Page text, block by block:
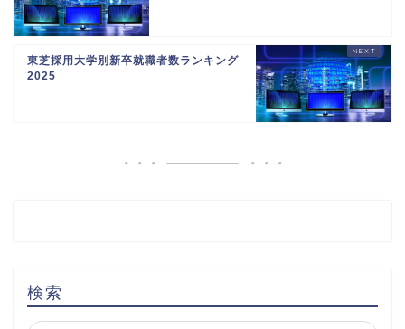
東芝採用大学別新卒就職者数ランキング
2025
検索